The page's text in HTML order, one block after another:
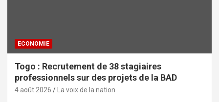
ECONOMIE
Togo : Recrutement de 38 stagiaires
professionnels sur des projets de la BAD
4 août 2026 La voix de la nation